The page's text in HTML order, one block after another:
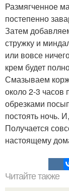
Размягченное
постепенно
Затем
стружку и
или вовсе
крем будет
Смазываем
около 2-3 часов
обрезками
постоять ночь.
Получается
настоящему
Читайте также